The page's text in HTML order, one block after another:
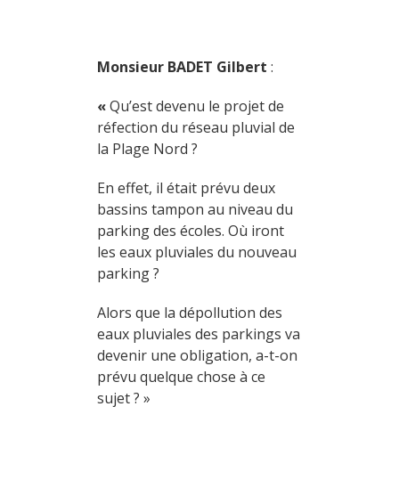
Monsieur BADET Gilbert :
«Qu’est devenu le projet de
réfection du réseau pluvial de
la Plage Nord ?
En effet, il était prévu deux
bassins tampon au niveau du
parking des écoles. Où iront
les eaux pluviales du nouveau
parking ?
Alors que la dépollution des
eaux pluviales des parkings va
devenir une obligation, a-t-on
prévu quelque chose à ce
sujet ? »